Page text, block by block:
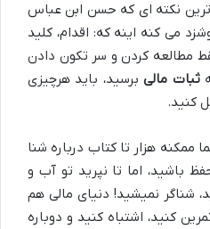
نکته ای که حسن ابن عباس
می کنه اینه که: اقدام، کلید
مطالعه کردن و سر تکون دادن
ثبات مالیبرسید، باید هرچیزی
کنید.
ممکنه هزار تا کتاب درباره شنا
باشید، اما تا نپرید تو آب و
شناگر نمیشید! دنیای مالی هم
کنید، اشتباه کنید و دوباره